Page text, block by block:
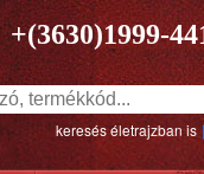
+(3630)1999-
keresés életrajzban is